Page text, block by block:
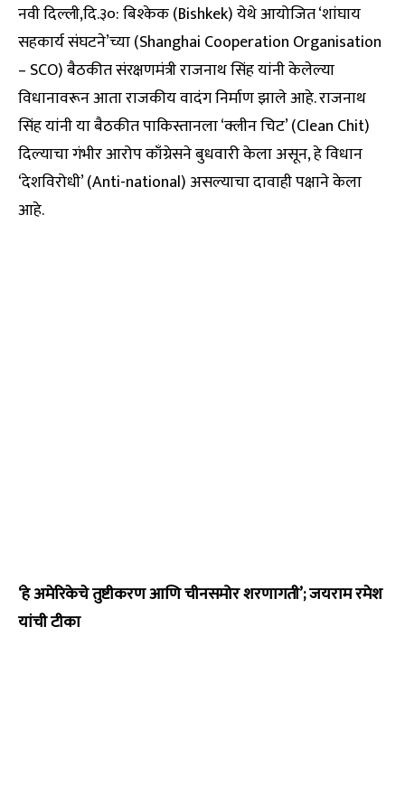
नवी दिल्ली,दि.३०: बिश्केक (Bishkek) येथे आयोजित ‘शांघाय
सहकार्य संघटने’च्या (Shanghai Cooperation Organisation
– SCO) बैठकीत संरक्षणमंत्री राजनाथ सिंह यांनी केलेल्या
विधानावरून आता राजकीय वादंग निर्माण झाले आहे. राजनाथ
सिंह यांनी या बैठकीत पाकिस्तानला ‘क्लीन चिट’ (Clean Chit)
दिल्याचा गंभीर आरोप काँग्रेसने बुधवारी केला असून, हे विधान
‘देशविरोधी’ (Anti-national) असल्याचा दावाही पक्षाने केला
आहे.
‘हे अमेरिकेचे तुष्टीकरण आणि चीनसमोर शरणागती’; जयराम रमेश
यांची टीका